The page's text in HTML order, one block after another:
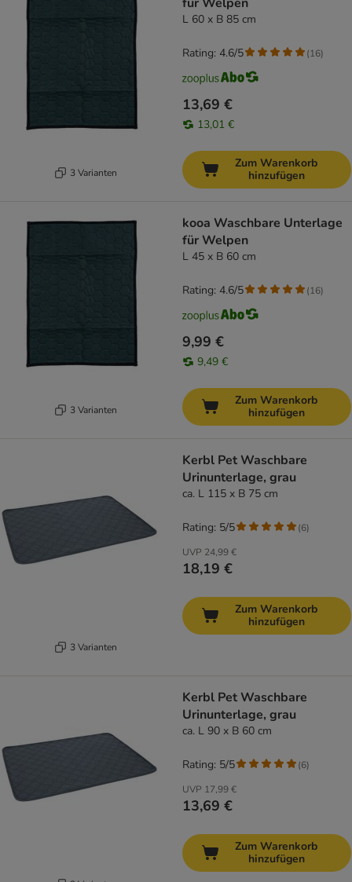
3 Varianten
L 60 x B 85 cm
13,69 €
13,01 €
Rating: 4.6/5 (16)
Zum Warenkorb
hinzufügen
3 Varianten
kooa Waschbare Unterlage
für Welpen
L 45 x B 60 cm
9,99 €
9,49 €
Rating: 4.6/5 (16)
Zum Warenkorb
hinzufügen
3 Varianten
Kerbl Pet Waschbare
Urinunterlage, grau
ca. L 115 x B 75 cm
UVP 24,99 €
18,19 €
Rating: 5/5 (6)
Zum Warenkorb
hinzufügen
Kerbl Pet Waschbare
Urinunterlage, grau
ca. L 90 x B 60 cm
UVP 17,99 €
13,69 €
Rating: 5/5 (6)
Zum Warenkorb
hinzufügen